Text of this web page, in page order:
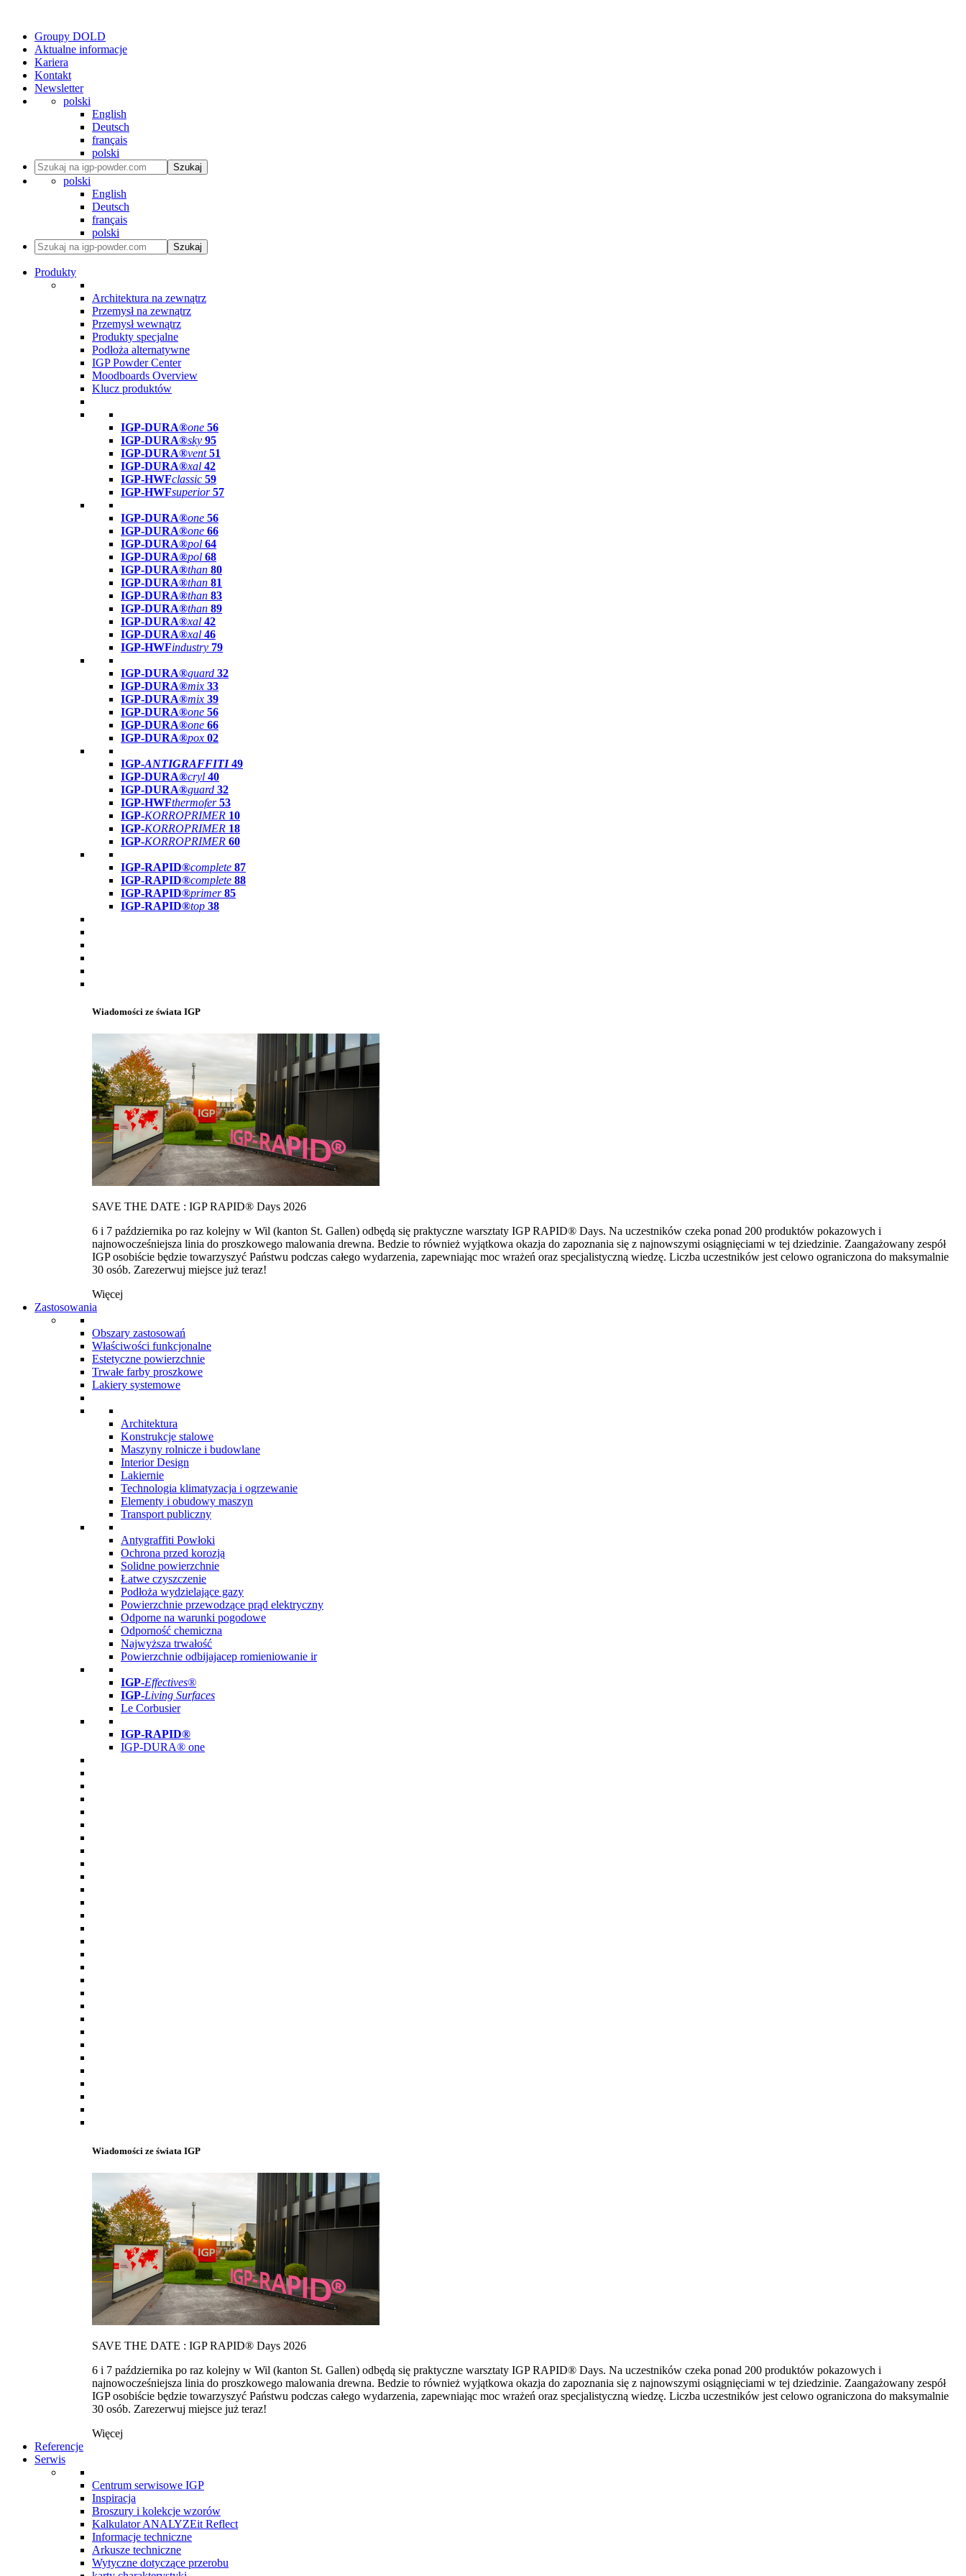
Groupy DOLD
Aktualne informacje
Kariera
Kontakt
Newsletter
polski
English
Deutsch
français
polski
Szukaj
polski
English
Deutsch
français
polski
Szukaj
Produkty
Architektura na zewnątrz
Przemysł na zewnątrz
Przemysł wewnątrz
Produkty specjalne
Podłoża alternatywne
IGP Powder Center
Moodboards Overview
Klucz produktów
IGP-DURA®one 56
IGP-DURA®sky 95
IGP-DURA®vent 51
IGP-DURA®xal 42
IGP-HWFclassic 59
IGP-HWFsuperior 57
IGP-DURA®one 56
IGP-DURA®one 66
IGP-DURA®pol 64
IGP-DURA®pol 68
IGP-DURA®than 80
IGP-DURA®than 81
IGP-DURA®than 83
IGP-DURA®than 89
IGP-DURA®xal 42
IGP-DURA®xal 46
IGP-HWFindustry 79
IGP-DURA®guard 32
IGP-DURA®mix 33
IGP-DURA®mix 39
IGP-DURA®one 56
IGP-DURA®one 66
IGP-DURA®pox 02
IGP-ANTIGRAFFITI49
IGP-DURA®cryl 40
IGP-DURA®guard 32
IGP-HWFthermofer 53
IGP-KORROPRIMER 10
IGP-KORROPRIMER 18
IGP-KORROPRIMER 60
IGP-RAPID®complete 87
IGP-RAPID®complete 88
IGP-RAPID®primer 85
IGP-RAPID®top 38
Wiadomości ze świata IGP
SAVE THE DATE : IGP RAPID® Days 2026
6 i 7 października po raz kolejny w Wil (kanton St. Gallen) odbędą się praktyczne warsztaty IGP RAPID® Days. Na uczestników czeka ponad 200 produktów pokazowych i
najnowocześniejsza linia do proszkowego malowania drewna. Bedzie to również wyjątkowa okazja do zapoznania się z najnowszymi osiągnięciami w tej dziedzinie. Zaangażowany zespół
IGP osobiście będzie towarzyszyć Państwu podczas całego wydarzenia, zapewniając moc wrażeń oraz specjalistyczną wiedzę. Liczba uczestników jest celowo ograniczona do maksymalnie
30 osób. Zarezerwuj miejsce już teraz!
Więcej
Zastosowania
Obszary zastosowań
Właściwości funkcjonalne
Estetyczne powierzchnie
Trwałe farby proszkowe
Lakiery systemowe
Architektura
Konstrukcje stalowe
Maszyny rolnicze i budowlane
Interior Design
Lakiernie
Technologia klimatyzacja i ogrzewanie
Elementy i obudowy maszyn
Transport publiczny
Antygraffiti Powłoki
Ochrona przed korozją
Solidne powierzchnie
Łatwe czyszczenie
Podłoża wydzielające gazy
Powierzchnie przewodzące prąd elektryczny
Odporne na warunki pogodowe
Odporność chemiczna
Najwyższa trwałość
Powierzchnie odbijajacep romieniowanie ir
IGP-Effectives®
IGP-Living Surfaces
Le Corbusier
IGP-RAPID®
IGP-DURA® one
Wiadomości ze świata IGP
SAVE THE DATE : IGP RAPID® Days 2026
6 i 7 października po raz kolejny w Wil (kanton St. Gallen) odbędą się praktyczne warsztaty IGP RAPID® Days. Na uczestników czeka ponad 200 produktów pokazowych i
najnowocześniejsza linia do proszkowego malowania drewna. Bedzie to również wyjątkowa okazja do zapoznania się z najnowszymi osiągnięciami w tej dziedzinie. Zaangażowany zespół
IGP osobiście będzie towarzyszyć Państwu podczas całego wydarzenia, zapewniając moc wrażeń oraz specjalistyczną wiedzę. Liczba uczestników jest celowo ograniczona do maksymalnie
30 osób. Zarezerwuj miejsce już teraz!
Więcej
Referencje
Serwis
Centrum serwisowe IGP
Inspiracja
Broszury i kolekcje wzorów
Kalkulator ANALYZEit Reflect
Informacje techniczne
Arkusze techniczne
Wytyczne dotyczące przerobu